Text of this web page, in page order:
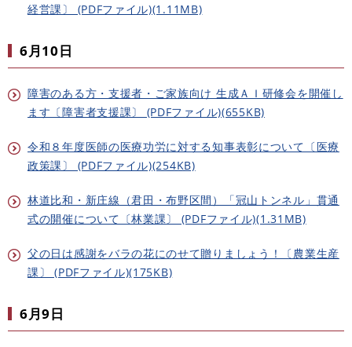
経営課〕 (PDFファイル)(1.11MB)
6月10日
障害のある方・支援者・ご家族向け 生成ＡＩ研修会を開催し
ます〔障害者支援課〕 (PDFファイル)(655KB)
令和８年度医師の医療功労に対する知事表彰について〔医療
政策課〕 (PDFファイル)(254KB)
林道比和・新庄線（君田・布野区間）「冠山トンネル」貫通
式の開催について〔林業課〕 (PDFファイル)(1.31MB)
父の日は感謝をバラの花にのせて贈りましょう！〔農業生産
課〕 (PDFファイル)(175KB)
6月9日